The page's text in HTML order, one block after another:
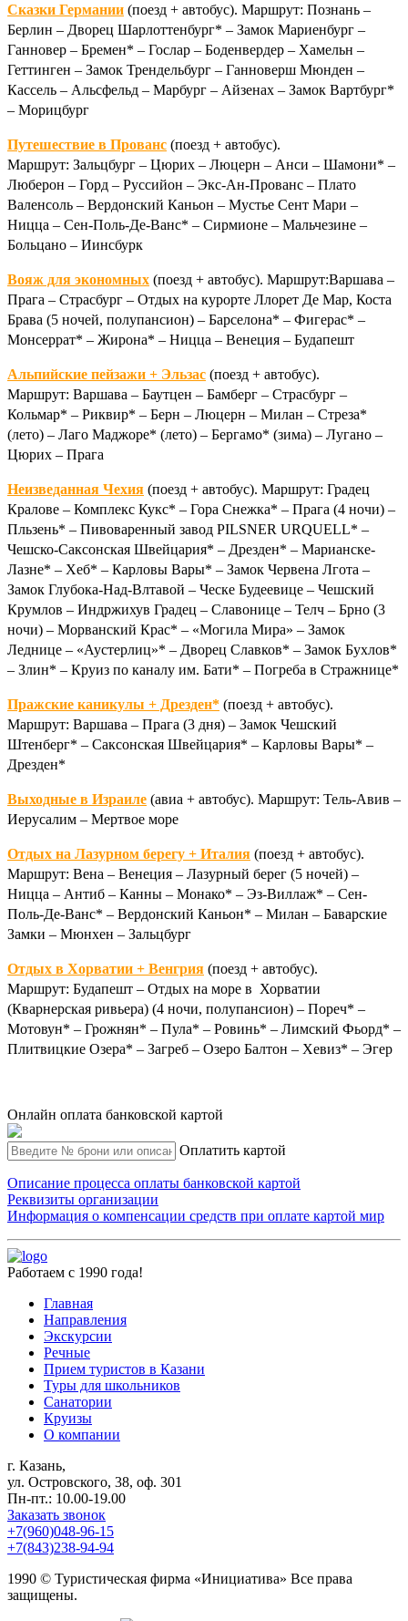
Сказки Германии (поезд + автобус). Маршрут: Познань –
Берлин – Дворец Шарлоттенбург* – Замок Мариенбург –
Ганновер – Бремен* – Гослар – Боденвердер – Хамельн –
Геттинген – Замок Трендельбург – Ганноверш Мюнден –
Кассель – Альсфельд – Марбург – Айзенах – Замок Вартбург*
– Морицбург
Путешествие в Прованс (поезд + автобус).
Маршрут: Зальцбург – Цюрих – Люцерн – Анси – Шамони* –
Люберон – Горд – Руссийон – Экс-Ан-Прованс – Плато
Валенсоль – Вердонский Каньон – Мустье Сент Мари –
Ницца – Сен-Поль-Де-Ванс* – Сирмионе – Мальчезине –
Больцано – Иинсбурк
Вояж для экономных (поезд + автобус). Маршрут:Варшава –
Прага – Страсбург – Отдых на курорте Ллорет Де Мар, Коста
Брава (5 ночей, полупансион) – Барселона* – Фигерас* –
Монсеррат* – Жирона* – Ницца – Венеция – Будапешт
Альпийские пейзажи + Эльзас (поезд + автобус).
Маршрут: Варшава – Баутцен – Бамберг – Страсбург –
Кольмар* – Риквир* – Берн – Люцерн – Милан – Стреза*
(лето) – Лаго Маджоре* (лето) – Бергамо* (зима) – Лугано –
Цюрих – Прага
Неизведанная Чехия (поезд + автобус). Маршрут: Градец
Кралове – Комплекс Кукс* – Гора Снежка* – Прага (4 ночи) –
Пльзень* – Пивоваренный завод PILSNER URQUELL* –
Чешско-Саксонская Швейцария* – Дрезден* – Марианске-
Лазне* – Хеб* – Карловы Вары* – Замок Червена Лгота –
Замок Глубока-Над-Влтавой – Ческе Будеевице – Чешский
Крумлов – Индржихув Градец – Славонице – Телч – Брно (3
ночи) – Морванский Крас* – «Могила Мира» – Замок
Леднице – «Аустерлиц»* – Дворец Славков* – Замок Бухлов*
– Злин* – Круиз по каналу им. Бати* – Погреба в Стражнице*
Пражские каникулы + Дрезден* (поезд + автобус).
Маршрут: Варшава – Прага (3 дня) – Замок Чешский
Штенберг* – Саксонская Швейцария* – Карловы Вары* –
Дрезден*
Выходные в Израиле (авиа + автобус). Маршрут: Тель-Авив –
Иерусалим – Мертвое море
Отдых на Лазурном берегу + Италия (поезд + автобус).
Маршрут: Вена – Венеция – Лазурный берег (5 ночей) –
Ницца – Антиб – Канны – Монако* – Эз-Виллаж* – Сен-
Поль-Де-Ванс* – Вердонский Каньон* – Милан – Баварские
Замки – Мюнхен – Зальцбург
Отдых в Хорватии + Венгрия (поезд + автобус).
Маршрут: Будапешт – Отдых на море в Хорватии
(Кварнерская ривьера) (4 ночи, полупансион) – Пореч* –
Мотовун* – Грожнян* – Пула* – Ровинь* – Лимский Фьорд* –
Плитвицкие Озера* – Загреб – Озеро Балтон – Хевиз* – Эгер
Онлайн оплата банковской картой
Оплатить картой
Описание процесса оплаты банковской картой
Реквизиты организации
Информация о компенсации средств при оплате картой мир
Работаем с 1990 года!
Главная
Направления
Экскурсии
Речные
Прием туристов в Казани
Туры для школьников
Санатории
Круизы
О компании
г. Казань,
ул. Островского, 38, оф. 301
Пн-пт.: 10.00-19.00
Заказать звонок
+7(960)048-96-15
+7(843)238-94-94
1990 © Туристическая фирма «Инициатива» Все права
защищены.